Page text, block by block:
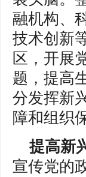
融机构、
技术创新
区，开展
题，提高
分发挥新
障和组织
提高新
宣传党的